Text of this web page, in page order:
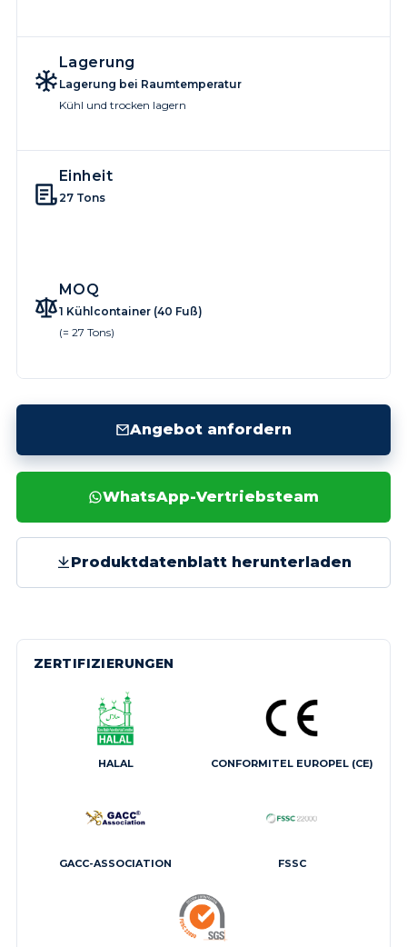
Lagerung
Lagerung bei Raumtemperatur
Kühl und trocken lagern
Einheit
27 Tons
MOQ
1 Kühlcontainer (40 Fuß)
(= 27 Tons)
Angebot anfordern
WhatsApp-Vertriebsteam
Produktdatenblatt herunterladen
ZERTIFIZIERUNGEN
HALAL CONFORMITEL EUROPEL (CE)
GACC-ASSOCIATION FSSC